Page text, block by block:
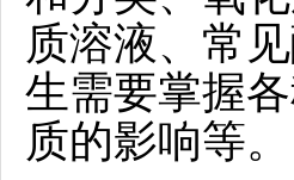
质溶液、常
生需要掌握
质的影响等。